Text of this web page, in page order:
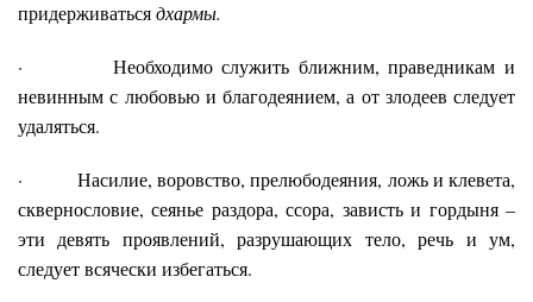
придерживатьсядхармы.
· Необходимо служить ближним, праведникам и
невинным с любовью и благодеянием, а от злодеев следует
удаляться.
· Насилие, воровство, прелюбодеяния, ложь и клевета,
сквернословие, сеянье раздора, ссора, зависть и гордыня –
эти девять проявлений, разрушающих тело, речь и ум,
следует всячески избегаться.